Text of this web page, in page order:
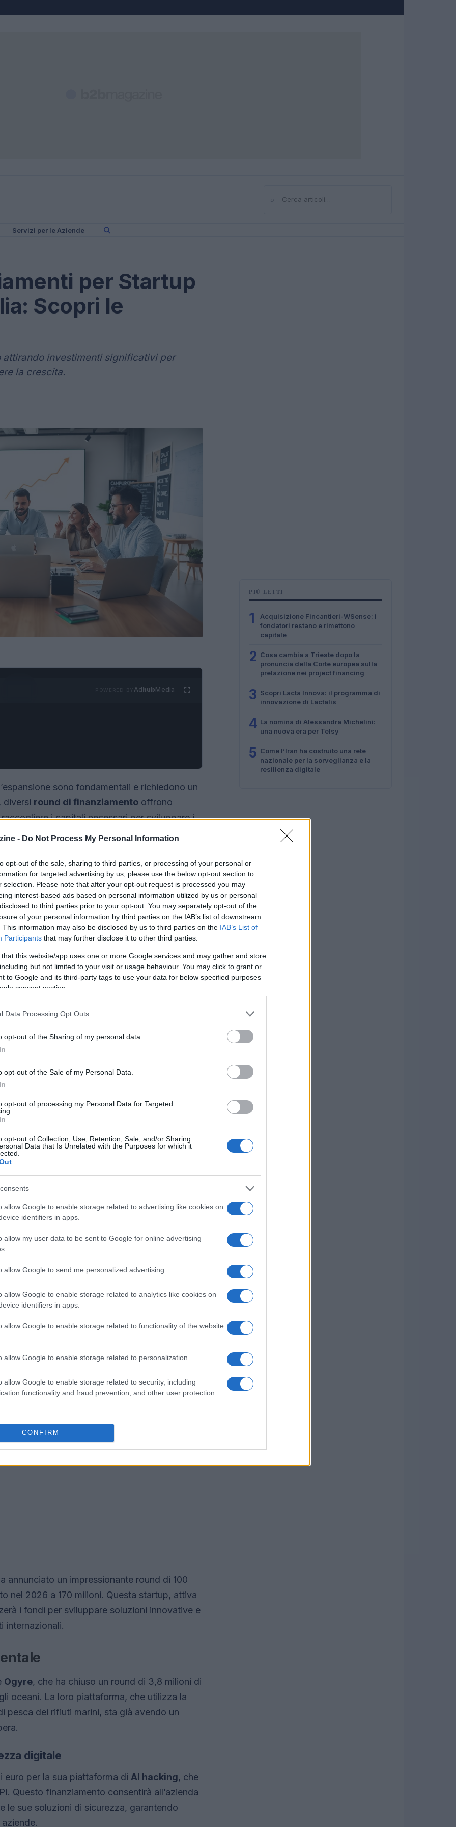
- Do Not Process My Personal Information
opt-out of the sale, sharing to third parties, or processing of your personal or
for targeted advertising by us, please use the below opt-out section to
selection. Please note that after your opt-out request is processed you may
interest-based ads based on personal information utilized by us or personal
to third parties prior to your opt-out. You may separately opt-out of the
of your personal information by third parties on the IAB’s list of downstream
This information may also be disclosed by us to third parties on the IAB’s List of
Participants that may further disclose it to other third parties.
that this website/app uses one or more Google services and may gather and store
but not limited to your visit or usage behaviour. You may click to grant or
to Google and its third-party tags to use your data for below specified purposes
consent section.
Data Processing Opt Outs
opt-out of the Sharing of my personal data.
opt-out of the Sale of my Personal Data.
opt-out of processing my Personal Data for Targeted
opt-out of Collection, Use, Retention, Sale, and/or Sharing
Data that Is Unrelated with the Purposes for which it
allow Google to enable storage related to advertising like cookies on
identifiers in apps.
allow my user data to be sent to Google for online advertising
allow Google to send me personalized advertising.
allow Google to enable storage related to analytics like cookies on
identifiers in apps.
allow Google to enable storage related to functionality of the website
allow Google to enable storage related to personalization.
allow Google to enable storage related to security, including
functionality and fraud prevention, and other user protection.
CONFIRM
⌕Cerca
Servizi per le Aziende
per Startup
Scopri le
investimenti significativi per
la crescita.
AdhubMedia
sono fondamentali e richiedono un
diversi round di finanziamento offrono
i capitali necessari per sviluppare i
alla fase in cui si trova l’azienda e al livello
di finanziamento, ognuna con obiettivi
passo, dove i fondatori raccolgono denaro
Successivamente, durante ilseed round
sul mercato. La
mentre le serie successive, come la
e alla crescita internazionale.
recenti
di finanziamento per startup italiane
Un esempio èPrincipled Intelligence
dell’
in sicurezza soluzioni di IA.
da Chemicare
clinica di un farmaco contro ladistrofia
completare gli studi preclinici e avviare la
il suo sviluppo.
annunciato un impressionante round di 100
nel 2026 a 170 milioni. Questa startup, attiva
i fondi per sviluppare soluzioni innovative e
internazionali.
Ogyre, che ha chiuso un round di 3,8 milioni di
oceani. La loro piattaforma, che utilizza la
pesca dei rifiuti marini, sta già avendo un
digitale
euro per la sua piattaforma di AI hacking, che
Questo finanziamento consentirà all’azienda
le sue soluzioni di sicurezza, garantendo
PIÙ LETTI
1
Acquisizione Fincantieri-WSense: i
fondatori restano e rimettono
capitale
2 Cosa cambia a Trieste dopo la
pronuncia della Corte europea sulla
prelazione nei project financing
3 Scopri Lacta Innova: il programma di
innovazione di Lactalis
4 La nomina di Alessandra Michelini:
una nuova era per Telsy
5 Come l’Iran ha costruito una rete
nazionale per la sorveglianza e la
resilienza digitale